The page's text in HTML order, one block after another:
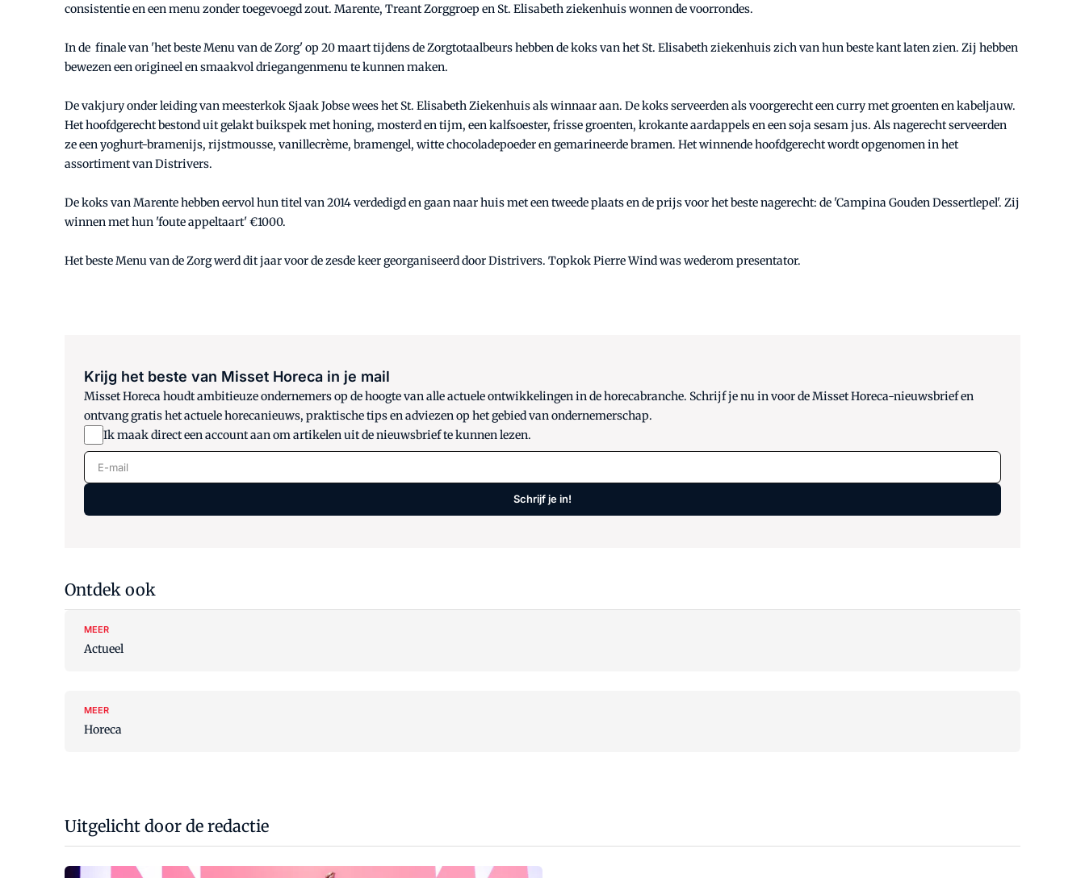
consistentie en een menu zonder toegevoegd zout. Marente, Treant Zorggroep en St. Elisabeth ziekenhuis wonnen de voorrondes.
In de finale van 'het beste Menu van de Zorg' op 20 maart tijdens de Zorgtotaalbeurs hebben de koks van het St. Elisabeth ziekenhuis zich van hun beste kant laten zien. Zij hebben
bewezen een origineel en smaakvol driegangenmenu te kunnen maken.
De vakjury onder leiding van meesterkok Sjaak Jobse wees het St. Elisabeth Ziekenhuis als winnaar aan. De koks serveerden als voorgerecht een curry met groenten en kabeljauw.
Het hoofdgerecht bestond uit gelakt buikspek met honing, mosterd en tijm, een kalfsoester, frisse groenten, krokante aardappels en een soja sesam jus. Als nagerecht serveerden
ze een yoghurt-bramenijs, rijstmousse, vanillecrème, bramengel, witte chocoladepoeder en gemarineerde bramen. Het winnende hoofdgerecht wordt opgenomen in het
assortiment van Distrivers.
De koks van Marente hebben eervol hun titel van 2014 verdedigd en gaan naar huis met een tweede plaats en de prijs voor het beste nagerecht: de 'Campina Gouden Dessertlepel'. Zij
winnen met hun 'foute appeltaart' €1000.
Het beste Menu van de Zorg werd dit jaar voor de zesde keer georganiseerd door Distrivers. Topkok Pierre Wind was wederom presentator.
Krijg het beste van Misset Horeca in je mail
Misset Horeca houdt ambitieuze ondernemers op de hoogte van alle actuele ontwikkelingen in de horecabranche. Schrijf je nu in voor de Misset Horeca-nieuwsbrief en
ontvang gratis het actuele horecanieuws, praktische tips en adviezen op het gebied van ondernemerschap.
Ik maak direct een account aan om artikelen uit de nieuwsbrief te kunnen lezen.
E-mail
Schrijf je in!
Ontdek ook
MEER
Actueel
MEER
Horeca
Uitgelicht door de redactie